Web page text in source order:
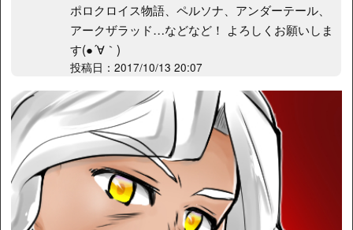
ポロクロイス物語、ペルソナ、アンダーテール、
アークザラッド…などなど！ よろしくお願いしま
す(●´∀｀)ゞ
投稿日：2017/10/13 20:07